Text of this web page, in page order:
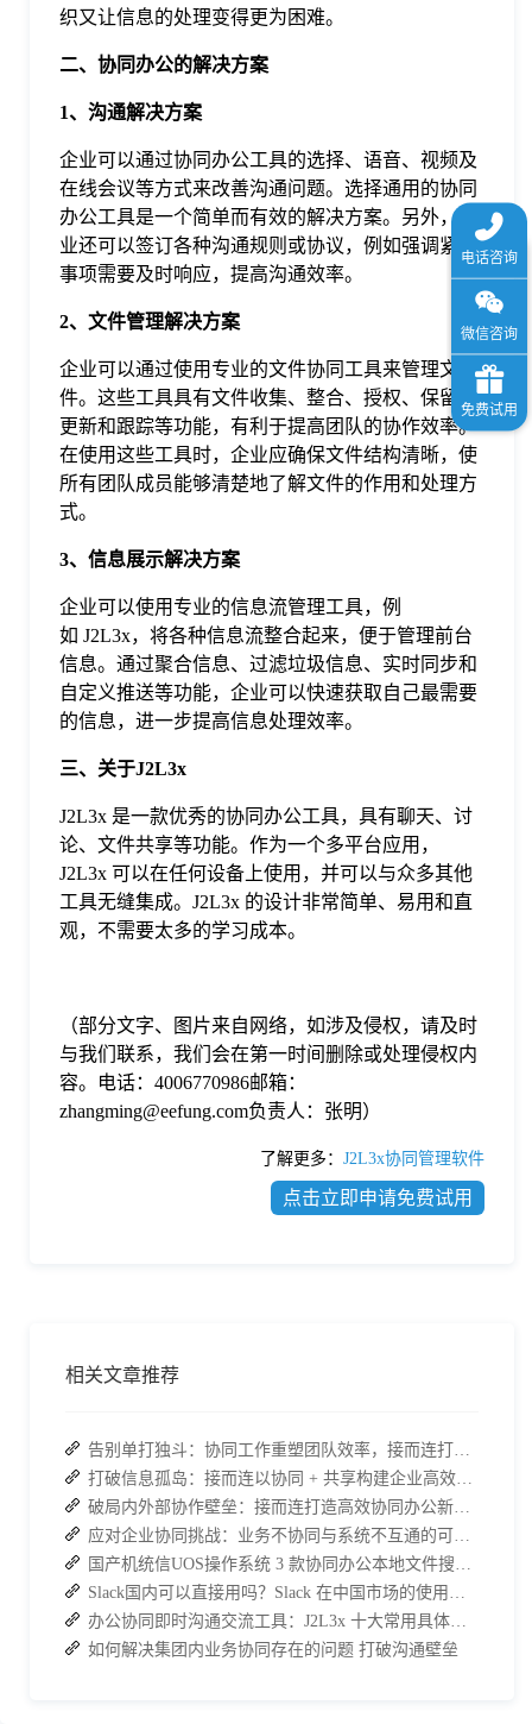
织又让信息的处理变得更为困难。
二、协同办公的解决方案
1、沟通解决方案
企业可以通过协同办公工具的选择、语音、视频及
在线会议等方式来改善沟通问题。选择通用的协同
办公工具是一个简单而有效的解决方案。另外，企
业还可以签订各种沟通规则或协议，例如强调紧急
事项需要及时响应，提高沟通效率。
2、文件管理解决方案
企业可以通过使用专业的文件协同工具来管理文
件。这些工具具有文件收集、整合、授权、保留、
更新和跟踪等功能，有利于提高团队的协作效率。
在使用这些工具时，企业应确保文件结构清晰，使
所有团队成员能够清楚地了解文件的作用和处理方
式。
3、信息展示解决方案
企业可以使用专业的信息流管理工具，例
如 J2L3x，将各种信息流整合起来，便于管理前台
信息。通过聚合信息、过滤垃圾信息、实时同步和
自定义推送等功能，企业可以快速获取自己最需要
的信息，进一步提高信息处理效率。
三、关于J2L3x
J2L3x 是一款优秀的协同办公工具，具有聊天、讨
论、文件共享等功能。作为一个多平台应用，
J2L3x 可以在任何设备上使用，并可以与众多其他
工具无缝集成。J2L3x 的设计非常简单、易用和直
观，不需要太多的学习成本。
（部分文字、图片来自网络，如涉及侵权，请及时
与我们联系，我们会在第一时间删除或处理侵权内
容。电话：4006770986邮箱：
zhangming@eefung.com负责人：张明）
了解更多： J2L3x协同管理软件
点击立即申请免费试用
相关文章推荐
告别单打独斗：协同工作重塑团队效率，接而连打造数据合规协作空间
打破信息孤岛：接而连以协同 + 共享构建企业高效办公生态
破局内外部协作壁垒：接而连打造高效协同办公新范式
应对企业协同挑战：业务不协同与系统不互通的可行策略
国产机统信UOS操作系统 3 款协同办公本地文件搜索神器介绍
Slack国内可以直接用吗？Slack 在中国市场的使用现状及替代方案探讨
办公协同即时沟通交流工具：J2L3x 十大常用具体功能介绍
如何解决集团内业务协同存在的问题 打破沟通壁垒